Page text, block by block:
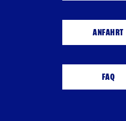
ANFAHRT
FAQ